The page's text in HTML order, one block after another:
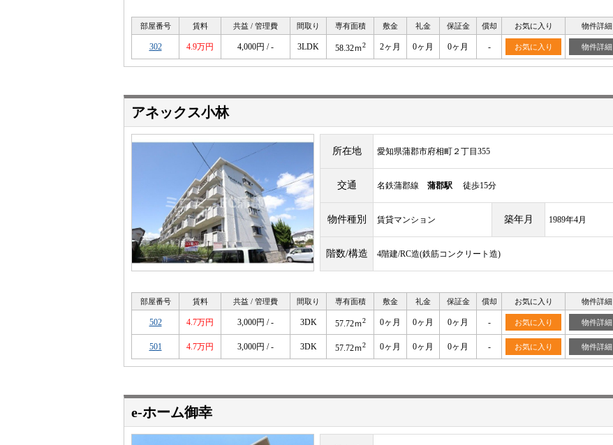
部屋番号 賃料 共益 / 管理費 間取り 専有面積 敷金 礼金 保証金 償却 お気に入り 物件詳細
302 4.9万円 4,000円 / - 3LDK 58.32ｍ2 2ヶ月 0ヶ月 0ヶ月 - お気に入り 物件詳細
アネックス小林
所在地 愛知県蒲郡市府相町２丁目355
交通 名鉄蒲郡線 蒲郡駅 徒歩15分
物件種別 賃貸マンション 築年月 1989年4月
階数/構造 4階建/RC造(鉄筋コンクリート造)
部屋番号 賃料 共益 / 管理費 間取り 専有面積 敷金 礼金 保証金 償却 お気に入り 物件詳細
502 4.7万円 3,000円 / - 3DK 57.72ｍ2 0ヶ月 0ヶ月 0ヶ月 - お気に入り 物件詳細
501 4.7万円 3,000円 / - 3DK 57.72ｍ2 0ヶ月 0ヶ月 0ヶ月 - お気に入り 物件詳細
e-ホーム御幸